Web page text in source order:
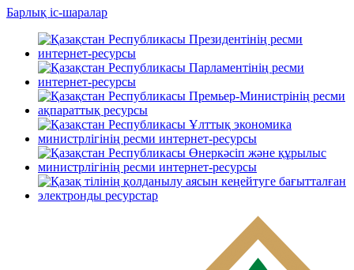
Барлық іс-шаралар